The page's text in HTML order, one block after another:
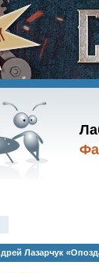
Лазарчук